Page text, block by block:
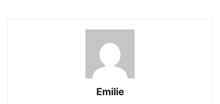
Emilie